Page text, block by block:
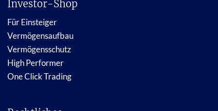
Investor-Shop
Für Einsteiger
Vermögensaufbau
Vermögensschutz
High Performer
One Click Trading